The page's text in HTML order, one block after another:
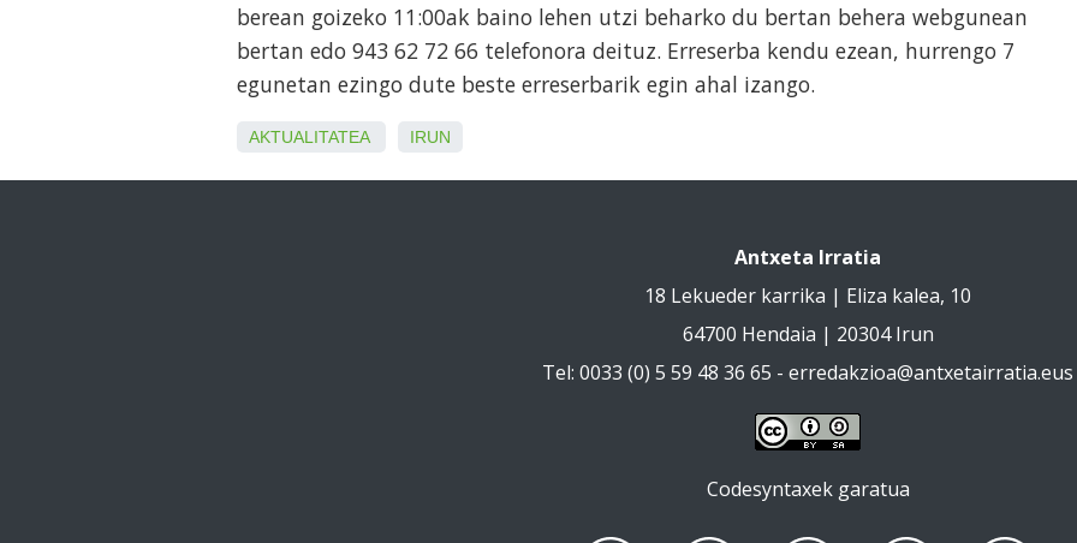
berean goizeko 11:00ak baino lehen utzi beharko du bertan behera webgunean
bertan edo 943 62 72 66 telefonora deituz. Erreserba kendu ezean, hurrengo 7
egunetan ezingo dute beste erreserbarik egin ahal izango.
AKTUALITATEA IRUN
Antxeta Irratia
18 Lekueder karrika | Eliza kalea, 10
64700 Hendaia | 20304 Irun
Tel: 0033 (0) 5 59 48 36 65 - erredakzioa@antxetairratia.eus
Codesyntaxek garatua